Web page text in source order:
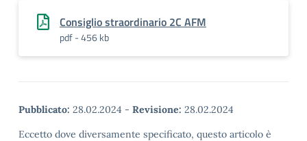
Consiglio straordinario 2C AFM
pdf - 456 kb
Pubblicato: 28.02.2024 - Revisione: 28.02.2024
Eccetto dove diversamente specificato, questo articolo è